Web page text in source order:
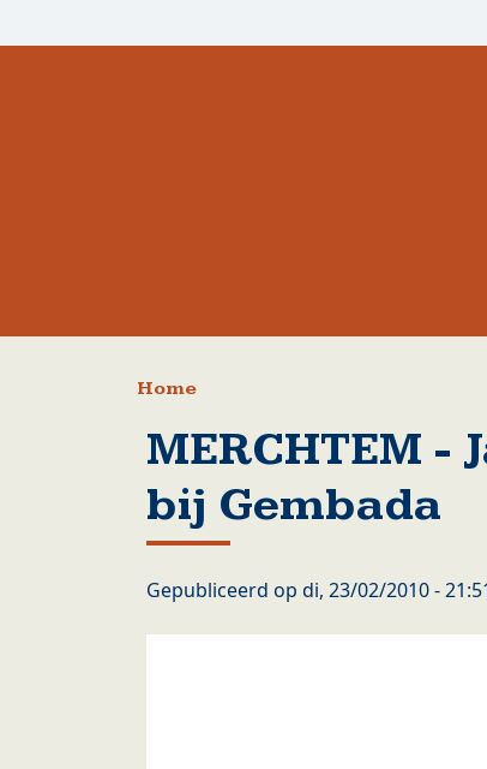
Kruimelpad
Home
MERCHTEM -
bij Gembada
Gepubliceerd op di, 23/02/2010 -